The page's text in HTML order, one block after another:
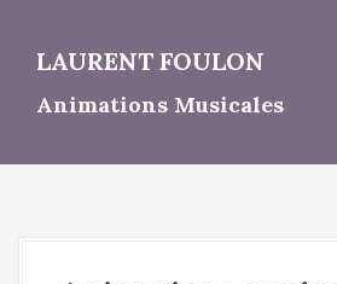
u
LAURENT FOULON
Animations Musicales